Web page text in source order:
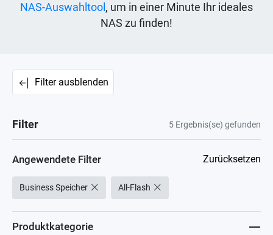
NAS-Auswahltool , um in einer Minute Ihr ideales
NAS zu finden!
Filter ausblenden
Filter 5 Ergebnis(se) gefunden
Angewendete Filter Zurücksetzen
Business Speicher All-Flash
Produktkategorie